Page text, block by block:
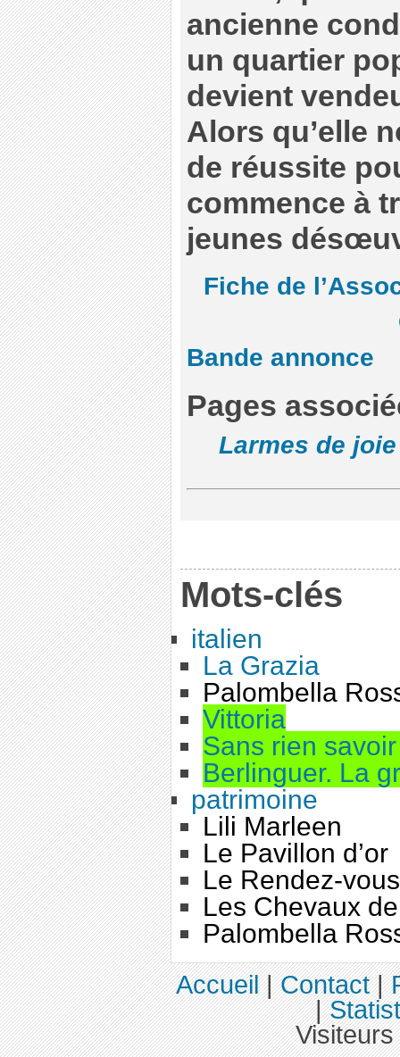
ancienne
un quartier
devient
Alors qu’elle
de réussite
commence à
jeunes
Fiche de
Bande annonce
Pages
Larmes de joie
Mots-clés
italien
La Grazia
Palombella
Vittoria
Sans rien savoir
Berlinguer. La
patrimoine
Lili Marleen
Le Pavillon d’or
Le Rendez-
Les Chevaux
Palombella
Accueil|Contact|
|